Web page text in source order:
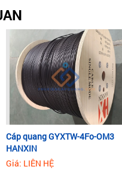
Cáp quang GYXTW-4Fo-OM3
HANXIN
Giá: LIÊN HỆ